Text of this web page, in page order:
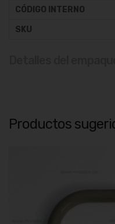
CÓDIGO INTERNO
SKU
Productos